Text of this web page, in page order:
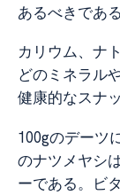
あるべきである
カリウム、ナ
どのミネラル
健康的なスナ
100gのデーツ
のナツメヤシ
ーである。ビ